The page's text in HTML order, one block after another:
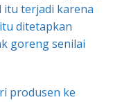
itu terjadi karena
ditetapkan
goreng senilai
produsen ke